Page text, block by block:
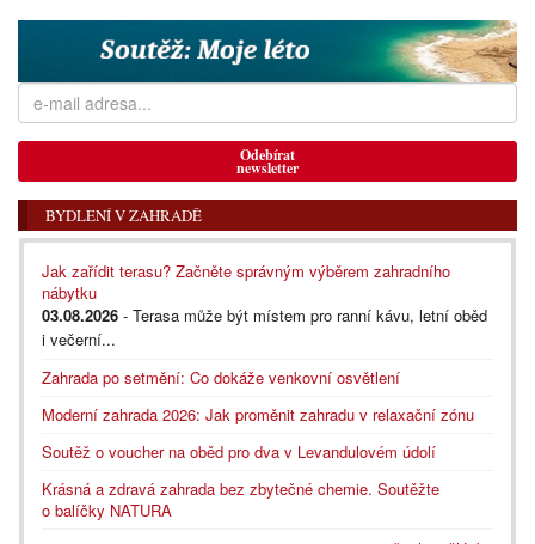
Odebírat
newsletter
BYDLENÍ V ZAHRADĚ
Jak zařídit terasu? Začněte správným výběrem zahradního
nábytku
03.08.2026 - Terasa může být místem pro ranní kávu, letní oběd
i večerní...
Zahrada po setmění: Co dokáže venkovní osvětlení
Moderní zahrada 2026: Jak proměnit zahradu v relaxační zónu
Soutěž o voucher na oběd pro dva v Levandulovém údolí
Krásná a zdravá zahrada bez zbytečné chemie. Soutěžte
o balíčky NATURA